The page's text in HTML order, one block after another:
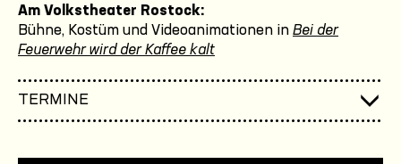
Am Volkstheater Rostock:
Bühne, Kostüm und Videoanimationen in Bei der
Feuerwehr wird der Kaffee kalt
TERMINE